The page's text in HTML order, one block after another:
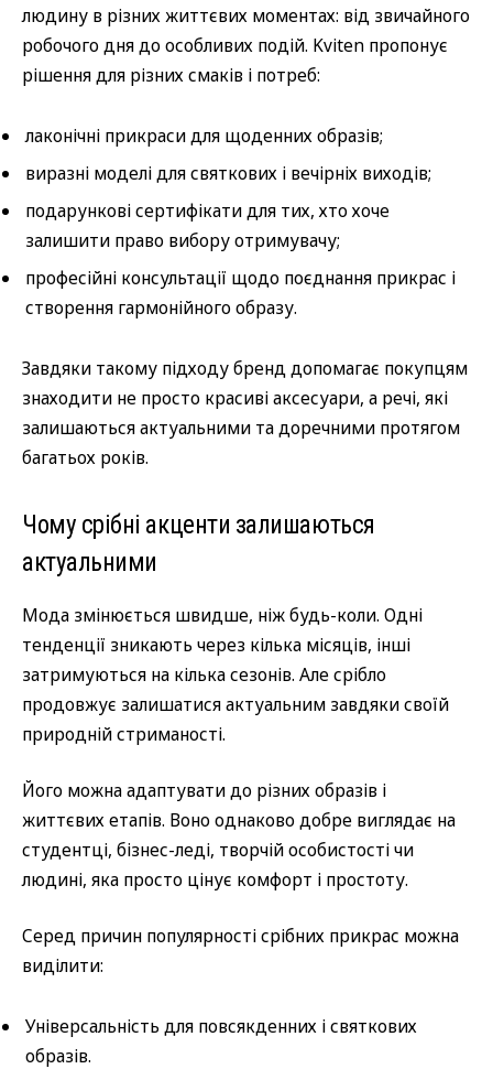
людину в різних життєвих моментах: від звичайного
робочого дня до особливих подій. Kviten пропонує
рішення для різних смаків і потреб:
лаконічні прикраси для щоденних образів;
виразні моделі для святкових і вечірніх виходів;
подарункові сертифікати для тих, хто хоче
залишити право вибору отримувачу;
професійні консультації щодо поєднання прикрас і
створення гармонійного образу.
Завдяки такому підходу бренд допомагає покупцям
знаходити не просто красиві аксесуари, а речі, які
залишаються актуальними та доречними протягом
багатьох років.
Чому срібні акценти залишаються
актуальними
Мода змінюється швидше, ніж будь-коли. Одні
тенденції зникають через кілька місяців, інші
затримуються на кілька сезонів. Але срібло
продовжує залишатися актуальним завдяки своїй
природній стриманості.
Його можна адаптувати до різних образів і
життєвих етапів. Воно однаково добре виглядає на
студентці, бізнес-леді, творчій особистості чи
людині, яка просто цінує комфорт і простоту.
Серед причин популярності срібних прикрас можна
виділити:
Універсальність для повсякденних і святкових
образів.